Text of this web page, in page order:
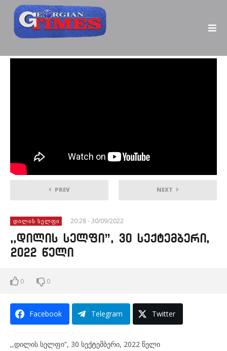
PREV NEXT
ᲓᲘᲚᲘᲡ ᲡᲔᲚᲤᲘ 20:28 - 30/09/2022
,,დილის სელფი”, 30 სექტემბერი,
2022 წელი
0 0
Facebook Telegram Twitter
,,დილის სელფი”, 30 სექტემბერი, 2022 წელი